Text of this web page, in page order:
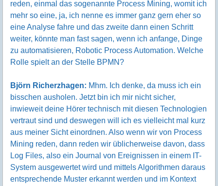
reden, einmal das sogenannte Process Mining, womit ich
mehr so eine, ja, ich nenne es immer ganz gern eher so
eine Analyse fahre und das zweite dann einen Schritt
weiter, könnte man fast sagen, wenn ich anfange, Dinge
zu automatisieren, Robotic Process Automation. Welche
Rolle spielt an der Stelle BPMN?
Björn Richerzhagen: Mhm. Ich denke, da muss ich ein
bisschen ausholen. Jetzt bin ich mir nicht sicher,
inwieweit deine Hörer technisch mit diesen Technologien
vertraut sind und deswegen will ich es vielleicht mal kurz
aus meiner Sicht einordnen. Also wenn wir von Process
Mining reden, dann reden wir üblicherweise davon, dass
Log Files, also ein Journal von Ereignissen in einem IT-
System ausgewertet wird und mittels Algorithmen daraus
entsprechende Muster erkannt werden und im Kontext